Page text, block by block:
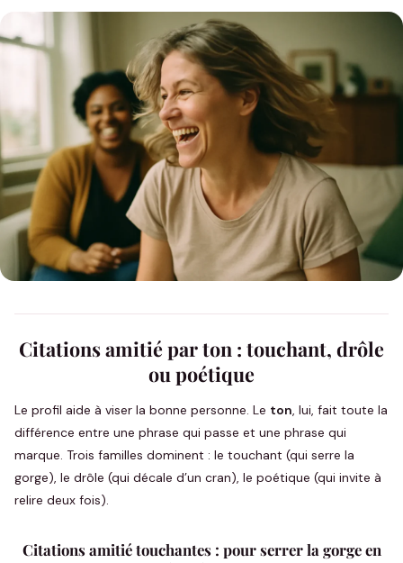
Citations amitié par ton : touchant, drôle
ou poétique
Le profil aide à viser la bonne personne. Le ton, lui, fait toute la
différence entre une phrase qui passe et une phrase qui
marque. Trois familles dominent : le touchant (qui serre la
gorge), le drôle (qui décale d’un cran), le poétique (qui invite à
relire deux fois).
Citations amitié touchantes : pour serrer la gorge en